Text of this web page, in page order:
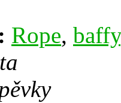
Rope, baffy